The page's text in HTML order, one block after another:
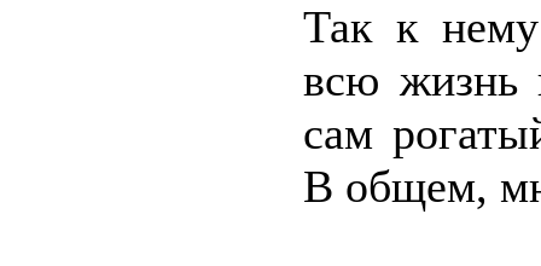
Так к нему
всю жизнь
сам
В общем,